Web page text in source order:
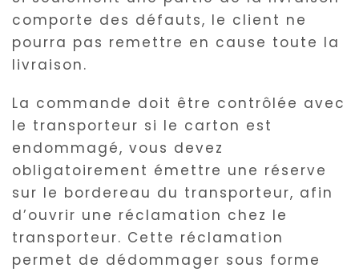
comporte des défauts, le client ne
pourra pas remettre en cause toute la
livraison.
La commande doit être contrôlée avec
le transporteur si le carton est
endommagé, vous devez
obligatoirement émettre une réserve
sur le bordereau du transporteur, afin
d’ouvrir une réclamation chez le
transporteur. Cette réclamation
permet de dédommager sous forme